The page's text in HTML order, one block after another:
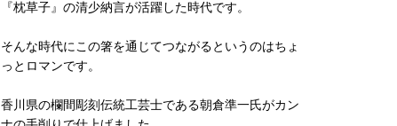
『枕草子』の清少納言が活躍した時代です。
そんな時代にこの箸を通じてつながるというのはちょ
っとロマンです。
香川県の欄間彫刻伝統工芸士である朝倉準一氏がカン